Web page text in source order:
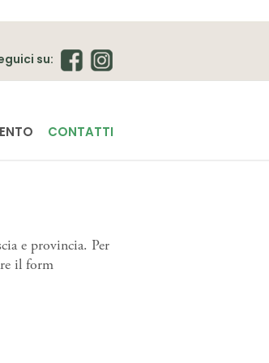
su:
CONTATTI
e provincia. Per
il form